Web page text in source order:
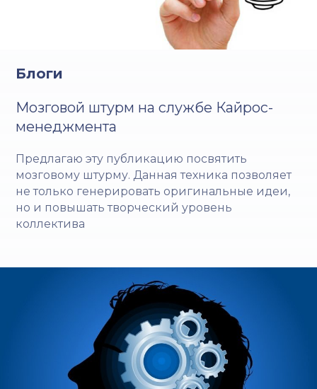
Блоги
Мозговой штурм на службе Кайрос-
менеджмента
Предлагаю эту публикацию посвятить
мозговому штурму. Данная техника позволяет
не только генерировать оригинальные идеи,
но и повышать творческий уровень
коллектива